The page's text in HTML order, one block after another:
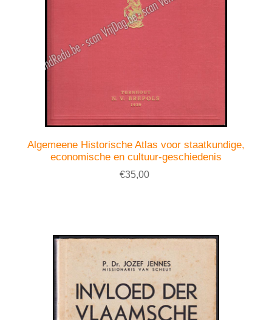
Algemeene Historische Atlas voor staatkundige,
economische en cultuur-geschiedenis
€35,00